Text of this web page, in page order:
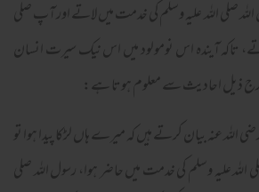
اللہ صلی اللہ علیہ وسلم کی خدمت میں لاتے اور آپ صلی
تاکہ آیندہ اس نومولود میں اس نیک سیرت انسان
ذیل احادیث سے معلوم ہوتا ہے:
عنہ بیان کرتے ہیں کہ میرے ہاں لڑکا پیدا ہوا تو
علیہ وسلم کی خدمت میں حاضر ہوا، رسول اللہ صلی